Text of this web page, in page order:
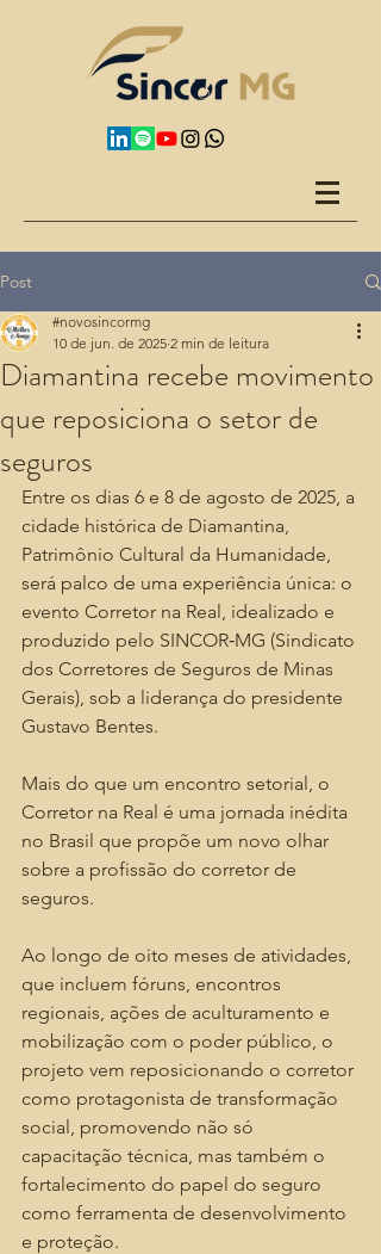
Post
Diamantina recebe movimento
que reposiciona o setor de
seguros
#novosincormg
10 de jun. de 2025 2 min de leitura
Entre os dias 6 e 8 de agosto de 2025, a
cidade histórica de Diamantina,
Patrimônio Cultural da Humanidade,
será palco de uma experiência única: o
evento Corretor na Real, idealizado e
produzido pelo SINCOR‑MG (Sindicato
dos Corretores de Seguros de Minas
Gerais), sob a liderança do presidente
Gustavo Bentes.
Mais do que um encontro setorial, o
Corretor na Real é uma jornada inédita
no Brasil que propõe um novo olhar
sobre a profissão do corretor de
seguros.
Ao longo de oito meses de atividades,
que incluem fóruns, encontros
regionais, ações de aculturamento e
mobilização com o poder público, o
projeto vem reposicionando o corretor
como protagonista de transformação
social, promovendo não só
capacitação técnica, mas também o
fortalecimento do papel do seguro
como ferramenta de desenvolvimento
e proteção.